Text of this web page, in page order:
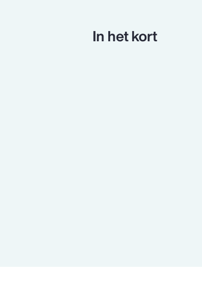
In het kort